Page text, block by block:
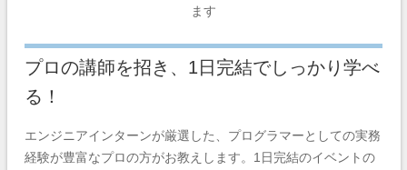
ます
プロの講師を招き、1日完結でしっかり学べ
る！
エンジニアインターンが厳選した、プログラマーとしての実務
経験が豊富なプロの方がお教えします。1日完結のイベントの